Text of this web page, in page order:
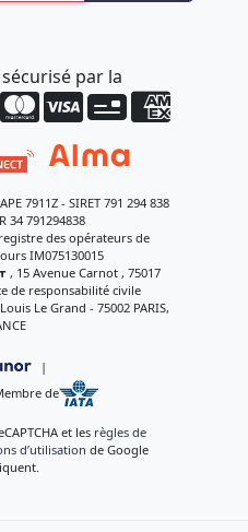
par la
7911Z - SIRET 791 294 838
34 791294838
des opérateurs de
IM075130015
, 15 Avenue Carnot , 75017
de responsabilité civile
Le Grand - 75002 PARIS,
|
de
et les règles de
d’utilisation de Google